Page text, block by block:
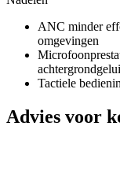
ANC minder
omgevingen
Tactiele
Advies voor